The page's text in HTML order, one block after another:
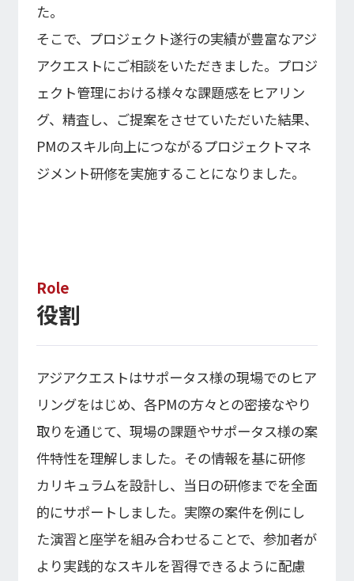
その他IR情報
IRカレンダー
ディスクロージャーポリシー
免責事項
IR情報お問合せ
た。
そこで、プロジェクト遂行の実績が豊富なアジ
アクエストにご相談をいただきました。プロジ
ェクト管理における様々な課題感をヒアリン
グ、精査し、ご提案をさせていただいた結果、
PMのスキル向上につながるプロジェクトマネ
ジメント研修を実施することになりました。
Role
役割
アジアクエストはサポータス様の現場でのヒア
リングをはじめ、各PMの方々との密接なやり
取りを通じて、現場の課題やサポータス様の案
件特性を理解しました。その情報を基に研修
カリキュラムを設計し、当日の研修までを全面
的にサポートしました。実際の案件を例にし
た演習と座学を組み合わせることで、参加者が
より実践的なスキルを習得できるように配慮